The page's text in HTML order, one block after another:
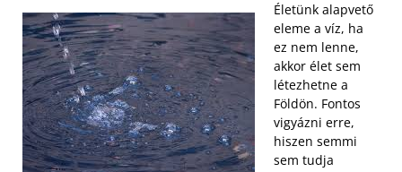
Életünk alapvető
eleme a víz, ha
ez nem lenne,
akkor élet sem
létezhetne a
Földön. Fontos
vigyázni erre,
hiszen semmi
sem tudja